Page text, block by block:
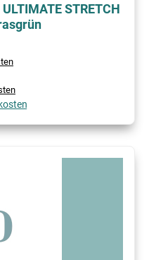
STRETCH